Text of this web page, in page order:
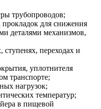
трубопроводов;
прокладок для снижения
деталями механизмов,
ступенях, переходах и
уплотнителя
транспорте;
нагрузок;
температур;
в пищевой